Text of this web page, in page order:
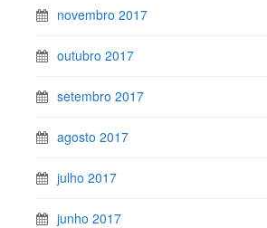
novembro 2017
outubro 2017
setembro 2017
agosto 2017
julho 2017
junho 2017